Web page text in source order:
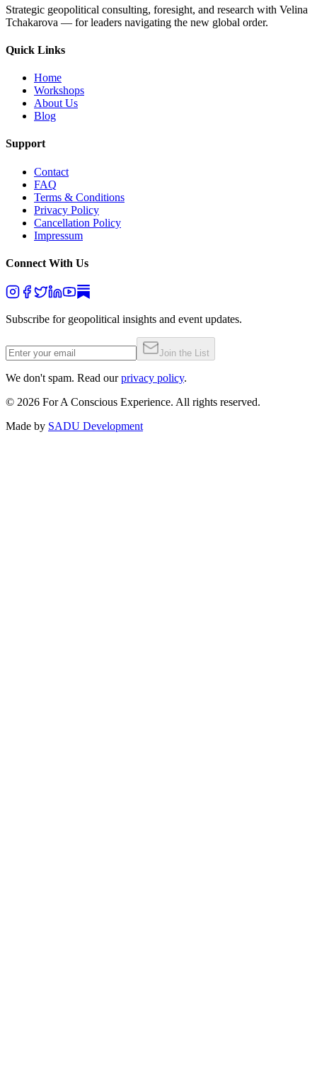
Strategic geopolitical consulting, foresight, and research with Velina
Tchakarova — for leaders navigating the new global order.
Quick Links
Home
Workshops
About Us
Blog
Support
Contact
FAQ
Terms & Conditions
Privacy Policy
Cancellation Policy
Impressum
Connect With Us
Subscribe for geopolitical insights and event updates.
Join the List
We don't spam. Read our privacy policy.
© 2026 For A Conscious Experience. All rights reserved.
Made by SADU Development